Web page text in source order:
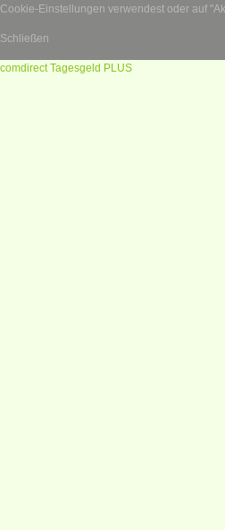
Cookie-Einstellungen verwendest oder auf
Schließen
comdirect Tagesgeld PLUS